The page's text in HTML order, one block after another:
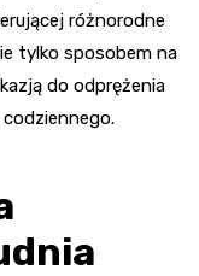
różnorodne
tylko sposobem na
do odprężenia
codziennego.